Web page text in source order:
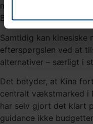
mens Kina fortsat er
Blackwell GPU’er.
Samtidig kan kinesiske
efterspørgslen ved at
alternativer – særligt i
Det betyder, at Kina
centralt vækstmarked i
har selv gjort det klart
guidance ikke